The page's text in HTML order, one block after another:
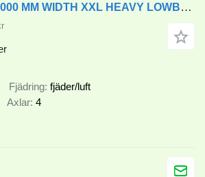
Lider NEW 2026 5000 MM WIDTH XXL HEAVY LOWBED
Fjädring fjäder/luft
Axlar 4